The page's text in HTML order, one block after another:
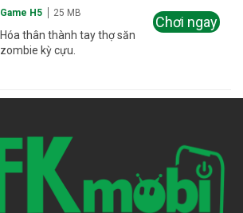
Game H5 25 MB
Hóa thân thành tay thợ săn
zombie kỳ cựu.
Chơi ngay